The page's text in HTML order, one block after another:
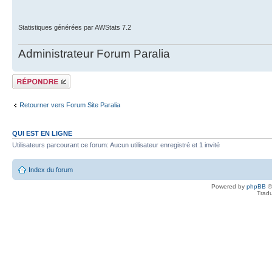
Statistiques générées par AWStats 7.2
Administrateur Forum Paralia
Répondre
Retourner vers Forum Site Paralia
QUI EST EN LIGNE
Utilisateurs parcourant ce forum: Aucun utilisateur enregistré et 1 invité
Index du forum
Powered by phpBB